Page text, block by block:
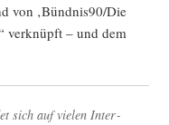
von ‚Bündnis90/Die
ver­knüpft – und dem
sich auf vie­len Inter­